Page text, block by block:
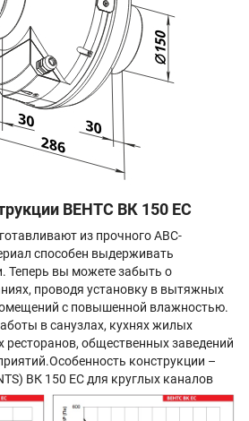
ВЕНТС ВК 150 ЕС
из прочного АВС-
способен выдерживать
Теперь вы можете забыть о
проводя установку в вытяжных
с повышенной влажностью.
в санузлах, кухнях жилых
ресторанов, общественных заведений
конструкции –
ВК 150 ЕС для круглых каналов